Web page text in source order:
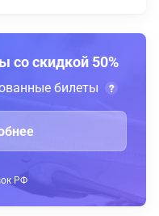
со скидкой 50%
билеты
РФ